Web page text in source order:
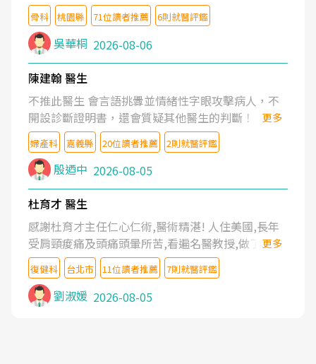
骨科 桃園縣 71位讀者推薦 6則就醫評鑑
吳華桐 2026-08-06
陳建翰 醫生
不推此醫生 會言語挑釁並情緒性字眼攻擊病人，不
開設診斷證明書，還會質疑其他醫生的判斷！
更多
婦產科 嘉義縣 20位讀者推薦 2則就醫評鑑
殷迺中 2026-08-05
杜育才 醫生
感謝杜育才主任仁心仁術,醫術精湛! 人住美國,長年
受肩頸痠痛及頭痛頭暈所苦,看遍名醫教授,做了各種
檢查,也嘗試過西醫打針,中醫針灸及物理徒手治療都
沒有用,後來連吃到嗎啡類止痛藥都效果有限,只是壓
症狀,沒多久就痛起來,多年失眠嚴重影響生活品質.
台灣親友介紹忠孝醫院杜育才主任是頸頭症候群專
更多
復健科 台北市 11位讀者推薦 7則就醫評鑑
劉淑媛 2026-08-05